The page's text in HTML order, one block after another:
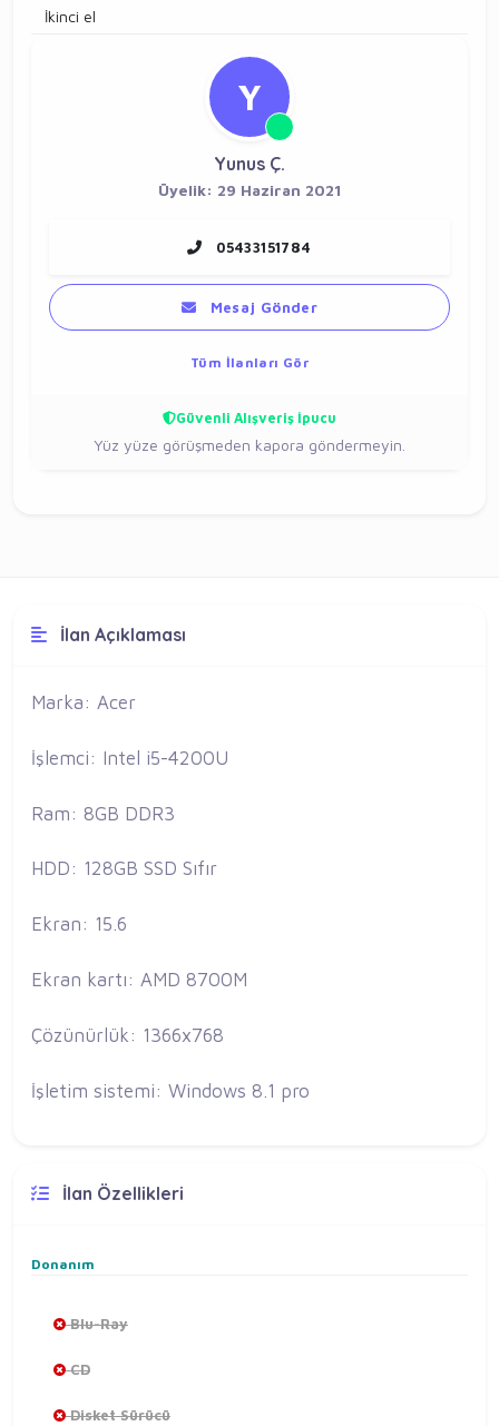
İkinci el
Y
Yunus Ç.
Üyelik: 29 Haziran 2021
05433151784
Mesaj Gönder
Tüm İlanları Gör
Güvenli Alışveriş İpucu
Yüz yüze görüşmeden kapora göndermeyin.
İlan Açıklaması
Marka: Acer
İşlemci: Intel i5-4200U
Ram: 8GB DDR3
HDD: 128GB SSD Sıfır
Ekran: 15.6
Ekran kartı: AMD 8700M
Çözünürlük: 1366x768
İşletim sistemi: Windows 8.1 pro
İlan Özellikleri
Donanım
Blu-Ray
CD
Disket Sürücü